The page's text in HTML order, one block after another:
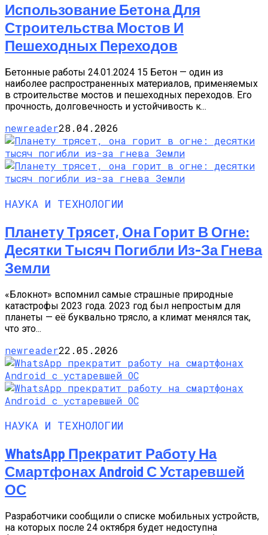
Использование Бетона Для
Строительства Мостов И
Пешеходных Переходов
Бетонные работы 24.01.2024 15 Бетон — один из
наиболее распространенных материалов, применяемых
в строительстве мостов и пешеходных переходов. Его
прочность, долговечность и устойчивость к...
newreader28.04.2026
НАУКА И ТЕХНОЛОГИИ
Планету Трясет, Она Горит В Огне:
Десятки Тысяч Погибли Из-За Гнева
Земли
«Блокнот» вспомнил самые страшные природные
катастрофы 2023 года. 2023 год был непростым для
планеты — её буквально трясло, а климат менялся так,
что это...
newreader22.05.2026
НАУКА И ТЕХНОЛОГИИ
WhatsApp Прекратит Работу На
Смартфонах Android С Устаревшей
ОС
Разработчики сообщили о списке мобильных устройств,
на которых после 24 октября будет недоступна